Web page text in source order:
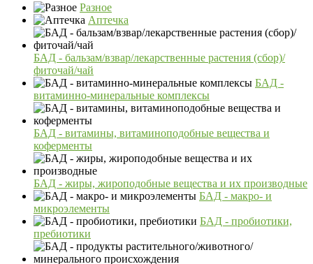
Разное
Аптечка
БАД - бальзам/взвар/лекарственные растения (сбор)/
фиточай/чай
БАД -
витаминно-минеральные комплексы
БАД - витамины, витаминоподобные вещества и
коферменты
БАД - жиры, жироподобные вещества и их производные
БАД - макро- и
микроэлементы
БАД - пробиотики,
пребиотики